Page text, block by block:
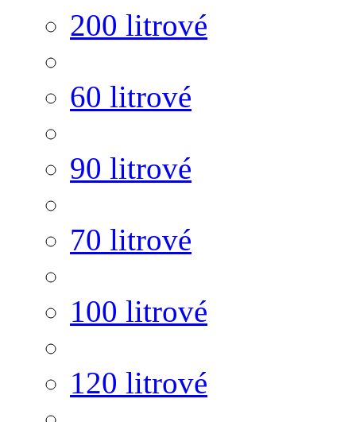
200 litrové
60 litrové
90 litrové
70 litrové
100 litrové
120 litrové